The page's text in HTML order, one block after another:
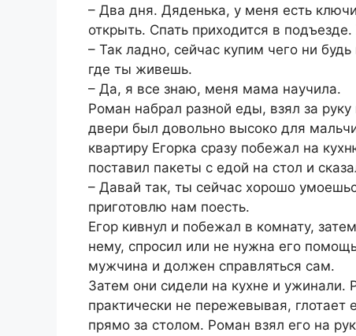
– Два дня. Дяденька, у меня есть
открыть. Спать приходится в
– Так ладно, сейчас купим чего ни
где ты живешь.
– Да, я все знаю, меня мама научила.
Роман набрал разной еды, взял за
двери был довольно высоко для
квартиру Егорка сразу побежал на
поставил пакеты с едой на стол и
– Давай так, ты сейчас хорошо
приготовлю нам поесть.
Егор кивнул и побежал в комнату,
нему, спросил или не нужна его
мужчина и должен справляться сам.
Затем они сидели на кухне и ужинали.
практически не пережевывая, глотает
прямо за столом. Роман взял его на